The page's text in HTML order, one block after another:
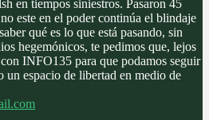
en tiempos siniestros. Pasaron 45
este en el poder continúa el blindaje
qué es lo que está pasando, sin
hegemónicos, te pedimos que, lejos
INFO135 para que podamos seguir
un espacio de libertad en medio de